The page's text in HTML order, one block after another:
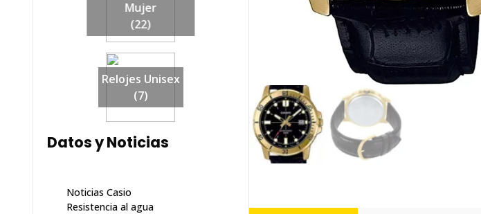
Mujer
(22)
Relojes Unisex
(7)
Datos y Noticias
Noticias Casio
Resistencia al agua